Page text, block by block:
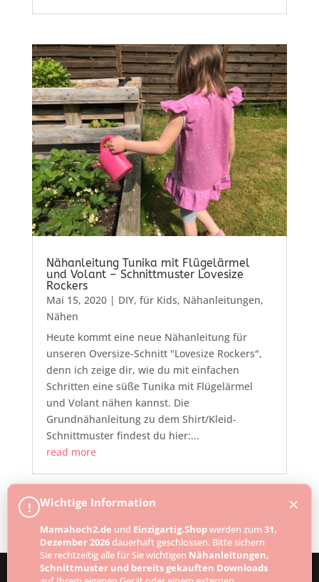
Nähanleitung Tunika mit Flügelärmel
und Volant – Schnittmuster Lovesize
Rockers
Mai 15, 2020| DIY, für Kids, Nähanleitungen,
Nähen
Heute kommt eine neue Nähanleitung für
unseren Oversize-Schnitt "Lovesize Rockers",
denn ich zeige dir, wie du mit einfachen
Schritten eine süße Tunika mit Flügelärmel
und Volant nähen kannst. Die
Grundnähanleitung zu dem Shirt/Kleid-
Schnittmuster findest du hier:...
read more
! Wichtige Information
Mamahoch2.de und Einzigartig.Shopwerden zum 31.
Dezember 2026dauerhaft geschlossen. Bitte sichern
Sie rechtzeitig alle für Sie wichtigen Nähanleitungen,
Schnittmuster und bereits gekauften Downloads
×